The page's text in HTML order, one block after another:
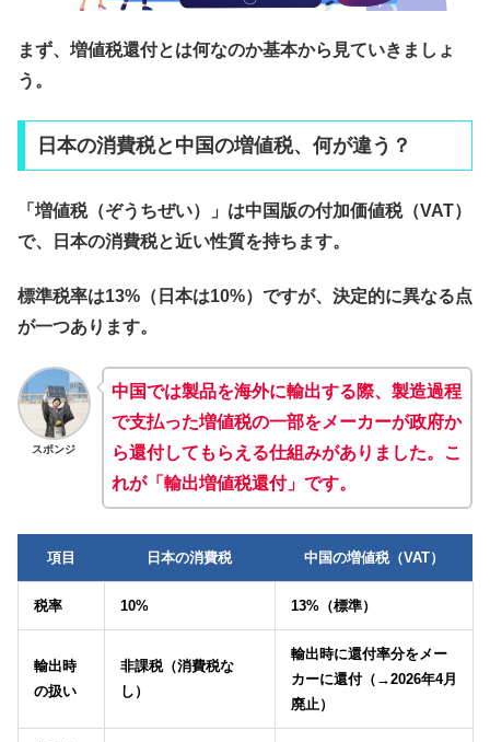
まず、増値税還付とは何なのか基本から見ていきましょ
う。
日本の消費税と中国の増値税、何が違う？
「増値税（ぞうちぜい）」は中国版の付加価値税（VAT）
で、日本の消費税と近い性質を持ちます。
標準税率は13%（日本は10%）ですが、 決定的に異なる点
が一つあります。
スポンジ
中国では製品を海外に輸出する際、製造過程
で支払った増値税の一部をメーカーが政府か
ら還付してもらえる仕組みがありました。こ
れが「 輸出増値税還付」です。
項目 日本の消費税 中国の増値税（VAT）
税率 10% 13%（標準）
輸出時
の扱い
非課税（消費税な
し）
輸出時に還付率分をメー
カーに還付（→2026年4月
廃止）